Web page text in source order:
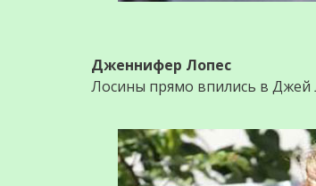
Дженнифер Лопес
Лoсины прямо впились в Джей